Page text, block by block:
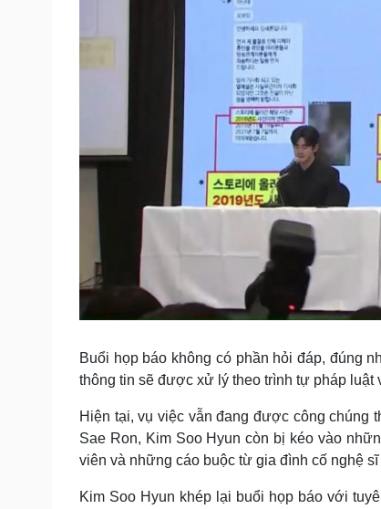
Buổi họp báo không có phần hỏi đáp, đúng
thông tin sẽ được xử lý theo trình tự pháp luật
Hiện tại, vụ việc vẫn đang được công chúng
Sae Ron, Kim Soo Hyun còn bị kéo vào
viên và những cáo buộc từ gia đình cố nghệ
Kim Soo Hyun khép lại buổi họp báo với